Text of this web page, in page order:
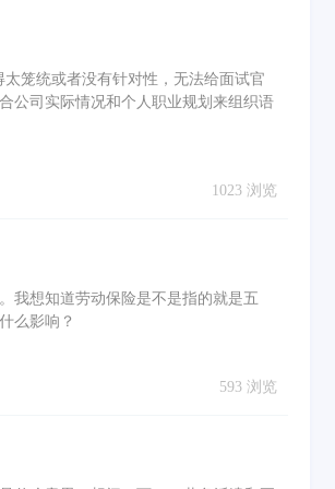
笼统或者没有针对性，无法给面试官
公司实际情况和个人职业规划来组织语
1023 浏览
我想知道劳动保险是不是指的就是五
么影响？
593 浏览